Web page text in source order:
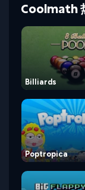
Coolmath
Billiards
Poptropica